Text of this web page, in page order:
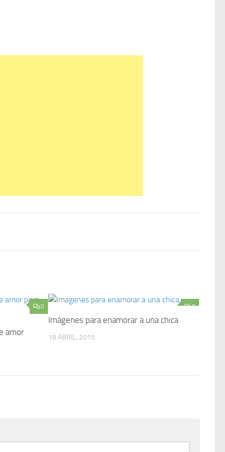
0
amor
0
Imágenes para enamorar a una chica
18 ABRIL, 2015